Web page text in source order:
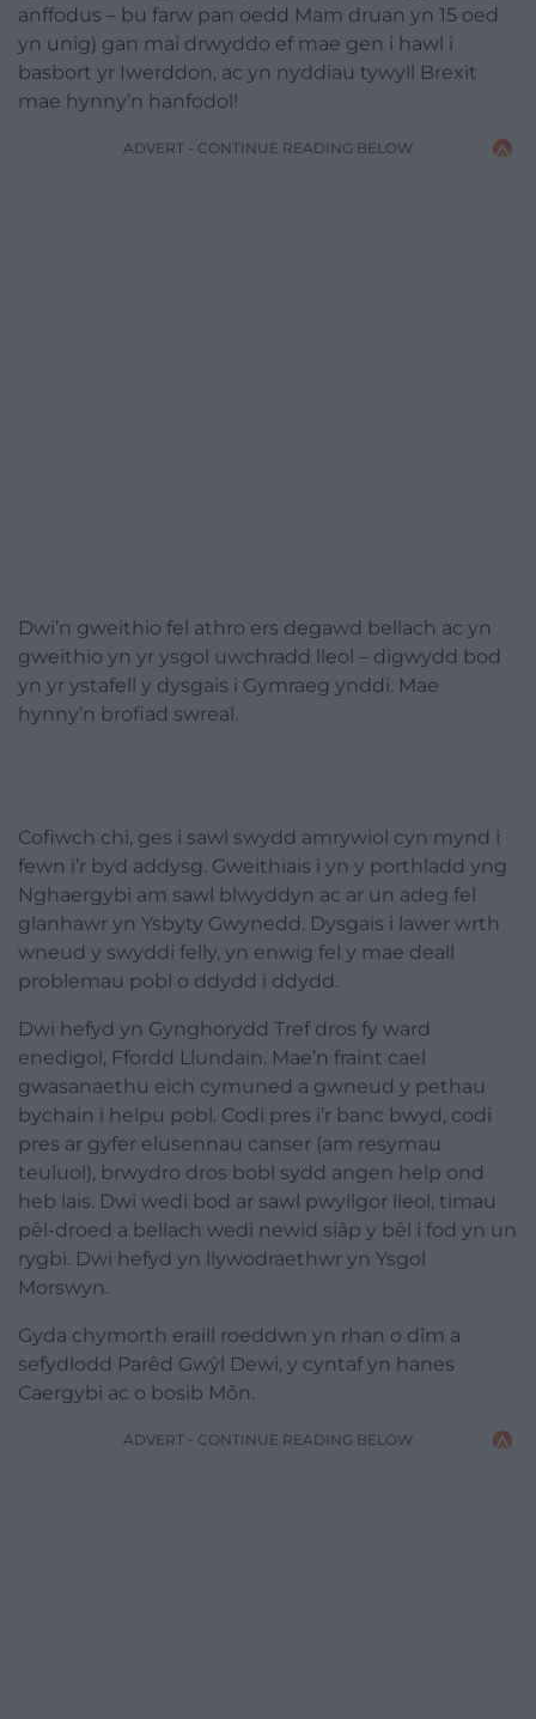
anffodus – bu farw pan oedd Mam druan yn 15 oed
yn unig) gan mai drwyddo ef mae gen i hawl i
basbort yr Iwerddon, ac yn nyddiau tywyll Brexit
mae hynny’n hanfodol!
ADVERT - CONTINUE READING BELOW
Dwi’n gweithio fel athro ers degawd bellach ac yn
gweithio yn yr ysgol uwchradd lleol – digwydd bod
yn yr ystafell y dysgais i Gymraeg ynddi. Mae
hynny’n brofiad swreal.
Cofiwch chi, ges i sawl swydd amrywiol cyn mynd i
fewn i’r byd addysg. Gweithiais i yn y porthladd yng
Nghaergybi am sawl blwyddyn ac ar un adeg fel
glanhawr yn Ysbyty Gwynedd. Dysgais i lawer wrth
wneud y swyddi felly, yn enwig fel y mae deall
problemau pobl o ddydd i ddydd.
Dwi hefyd yn Gynghorydd Tref dros fy ward
enedigol, Ffordd Llundain. Mae’n fraint cael
gwasanaethu eich cymuned a gwneud y pethau
bychain i helpu pobl. Codi pres i’r banc bwyd, codi
pres ar gyfer elusennau canser (am resymau
teuluol), brwydro dros bobl sydd angen help ond
heb lais. Dwi wedi bod ar sawl pwyllgor lleol, timau
pêl-droed a bellach wedi newid siâp y bêl i fod yn un
rygbi. Dwi hefyd yn llywodraethwr yn Ysgol
Morswyn.
Gyda chymorth eraill roeddwn yn rhan o dîm a
sefydlodd Parêd Gwŷl Dewi, y cyntaf yn hanes
Caergybi ac o bosib Môn.
ADVERT - CONTINUE READING BELOW